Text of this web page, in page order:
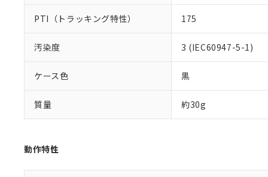
PTI（トラッキング特性） 175
汚染度 3 (IEC60947-5-1)
ケース色 黒
質量 約30g
動作特性